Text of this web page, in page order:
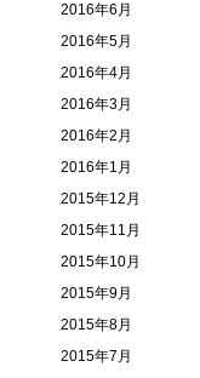
2016年6月
2016年5月
2016年4月
2016年3月
2016年2月
2016年1月
2015年12月
2015年11月
2015年10月
2015年9月
2015年8月
2015年7月